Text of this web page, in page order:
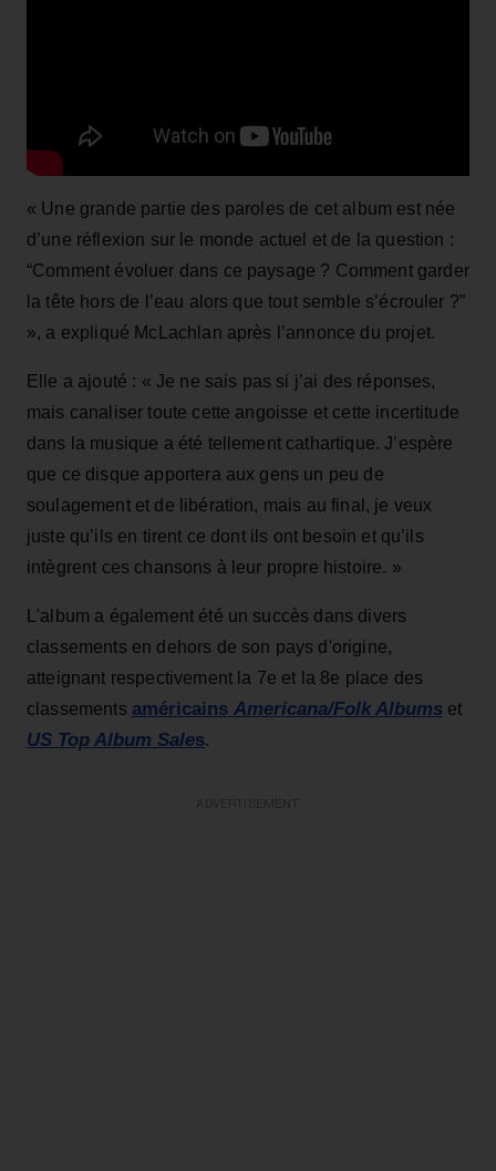
« Une grande partie des paroles de cet album est née
d’une réflexion sur le monde actuel et de la question :
“Comment évoluer dans ce paysage ? Comment garder
la tête hors de l’eau alors que tout semble s’écrouler ?”
», a expliqué McLachlan après l’annonce du projet.
Elle a ajouté : « Je ne sais pas si j’ai des réponses,
mais canaliser toute cette angoisse et cette incertitude
dans la musique a été tellement cathartique. J’espère
que ce disque apportera aux gens un peu de
soulagement et de libération, mais au final, je veux
juste qu’ils en tirent ce dont ils ont besoin et qu’ils
intègrent ces chansons à leur propre histoire. »
L'album a également été un succès dans divers
classements en dehors de son pays d'origine,
atteignant respectivement la 7e et la 8e place des
classements américains Americana/Folk Albumset
US Top Album Sales.